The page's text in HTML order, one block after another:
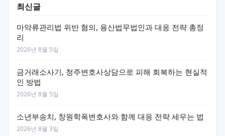
최신글
마약류관리법 위반 혐의, 용산법무법인과 대응 전략 총정
리
2026년 8월 5일
금거래소사기, 청주변호사상담으로 피해 회복하는 현실적
인 방법
2026년 8월 5일
소년부송치, 창원학폭변호사와 함께 대응 전략 세우는 법
2026년 8월 3일